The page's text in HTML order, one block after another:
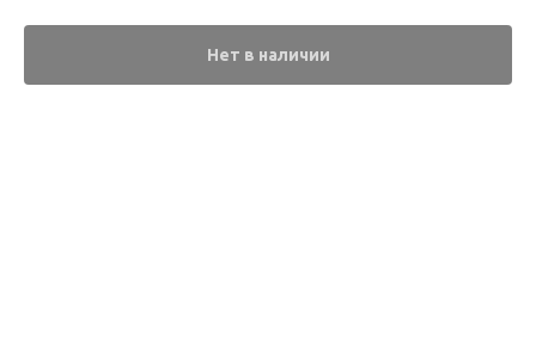
Нет в наличии